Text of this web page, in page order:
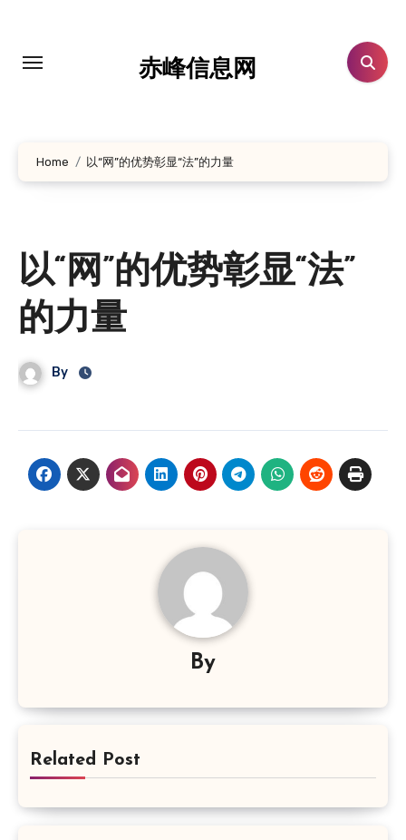
赤峰信息网
Home 以“网”的优势彰显“法”的力量
以“网”的优势彰显“法”
的力量
By
By
Related Post